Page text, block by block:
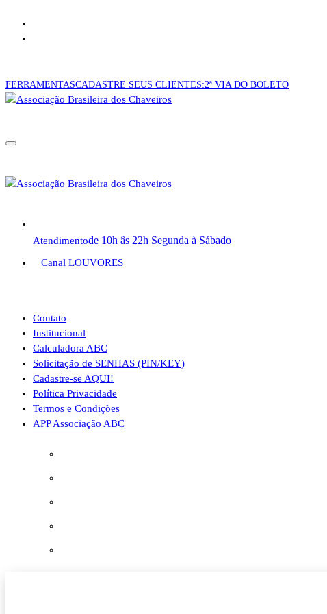
para
FERRAMENTASCADASTRE SEUS CLIENTES:2ª VIA DO BOLETO
Atendimentode 10h âs 22h Segunda à Sábado
Canal LOUVORES
Contato
Institucional
Calculadora ABC
Solicitação de SENHAS (PIN/KEY)
Cadastre-se AQUI!
Política Privacidade
Termos e Condições
APP Associação ABC